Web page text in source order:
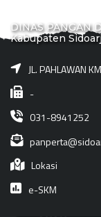
DINAS PANGAN
Kabupaten
JL. PAHLAWAN
-
031-8941252
Lokasi
e-SKM